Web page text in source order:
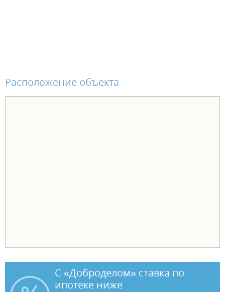
Расположение объекта
С «Доброделом» ставка по
ипотеке ниже